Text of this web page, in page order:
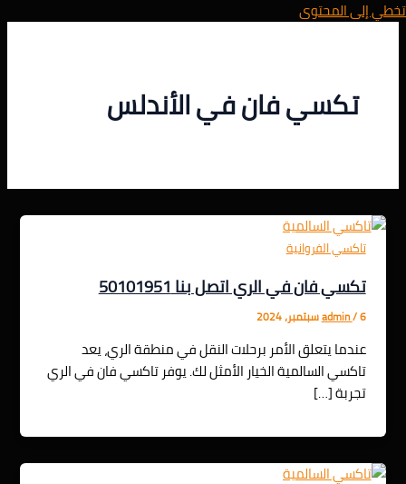
تخطي إلى المحتوى
تكسي فان في الأندلس
تاكسي الفروانية
تكسي فان في الري اتصل بنا 50101951
admin/6 سبتمبر، 2024
عندما يتعلق الأمر برحلات النقل في منطقة الري، يعد
تاكسي السالمية الخيار الأمثل لك. يوفر تاكسي فان في الري
تجربة […]